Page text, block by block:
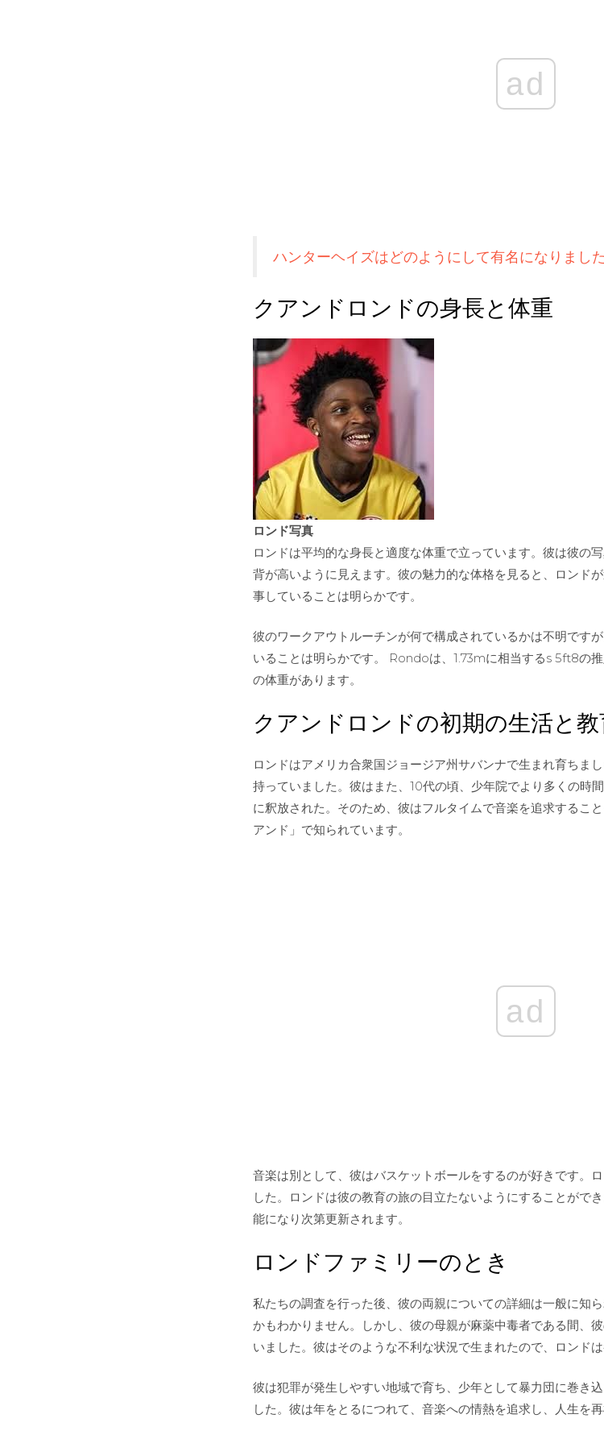
ad
ハンターヘイズはどのようにして有名になりまし
クアンドロンドの身長と体重
ロンド写真
ロンドは平均的な身長と適度な体重で立っています。彼は彼の
背が高いように見えます。彼の魅力的な体格を見ると、ロンド
事していることは明らかです。
彼のワークアウトルーチンが何で構成されているかは不明です
いることは明らかです。 Rondoは、1.73mに相当するs 5ft8の
の体重があります。
クアンドロンドの初期の生活と教
ロンドはアメリカ合衆国ジョージア州サバンナで生まれ育ちま
持っていました。彼はまた、10代の頃、少年院でより多くの時
に釈放された。そのため、彼はフルタイムで音楽を追求するこ
アンド」で知られています。
ad
音楽は別として、彼はバスケットボールをするのが好きです。
した。ロンドは彼の教育の旅の目立たないようにすることがで
能になり次第更新されます。
ロンドファミリーのとき
私たちの調査を行った後、彼の両親についての詳細は一般に知
かもわかりません。しかし、彼の母親が麻薬中毒者である間、
いました。彼はそのような不利な状況で生まれたので、ロンド
彼は犯罪が発生しやすい地域で育ち、少年として暴力団に巻き
した。彼は年をとるにつれて、音楽への情熱を追求し、人生を